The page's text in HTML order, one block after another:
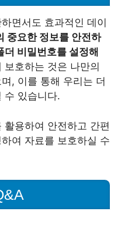
면서도 효과적인 데이
중요한 정보를 안전하
더 비밀번호를 설정해
호하는 것은 나만의
, 이를 통해 우리는 더
수 있습니다.
용하여 안전하고 간편
여 자료를 보호하실 수